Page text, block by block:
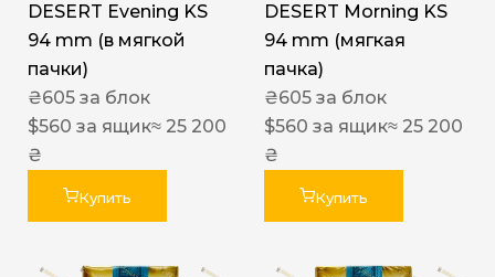
DESERT Evening KS
94 mm (в мягкой
пачки)
₴605 за блок
$560 за ящик≈ 25 200
₴
Купить
DESERT Morning KS
94 mm (мягкая
пачка)
₴605 за блок
$560 за ящик≈ 25 200
₴
Купить